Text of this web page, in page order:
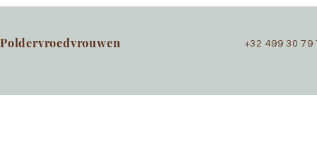
Poldervroedvrouwen +32 499 30